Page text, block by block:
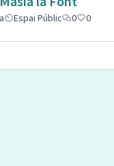
Espai Públic 0 0